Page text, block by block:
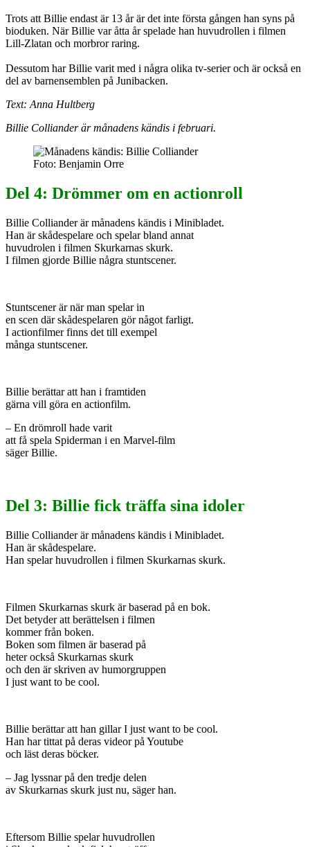
Trots att Billie endast är 13 år är det inte första gången han syns på
bioduken. När Billie var åtta år spelade han huvudrollen i filmen
Lill-Zlatan och morbror raring.
Dessutom har Billie varit med i några olika tv-serier och är också en
del av barnensemblen på Junibacken.
Text: Anna Hultberg
Billie Colliander är månadens kändis i februari.
Foto: Benjamin Orre
Del 4: Drömmer om en actionroll
Billie Colliander är månadens kändis i Minibladet.
Han är skådespelare och spelar bland annat
huvudrolen i filmen Skurkarnas skurk.
I filmen gjorde Billie några stuntscener.
Stuntscener är när man spelar in
en scen där skådespelaren gör något farligt.
I actionfilmer finns det till exempel
många stuntscener.
Billie berättar att han i framtiden
gärna vill göra en actionfilm.
– En drömroll hade varit
att få spela Spiderman i en Marvel-film
säger Billie.
Del 3: Billie fick träffa sina idoler
Billie Colliander är månadens kändis i Minibladet.
Han är skådespelare.
Han spelar huvudrollen i filmen Skurkarnas skurk.
Filmen Skurkarnas skurk är baserad på en bok.
Det betyder att berättelsen i filmen
kommer från boken.
Boken som filmen är baserad på
heter också Skurkarnas skurk
och den är skriven av humorgruppen
I just want to be cool.
Billie berättar att han gillar I just want to be cool.
Han har tittat på deras videor på Youtube
och läst deras böcker.
– Jag lyssnar på den tredje delen
av Skurkarnas skurk just nu, säger han.
Eftersom Billie spelar huvudrollen